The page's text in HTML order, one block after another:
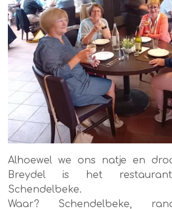
Alhoewel we ons natje en
Breydel is het
Schendelbeke.
Waar? Schendelbeke,